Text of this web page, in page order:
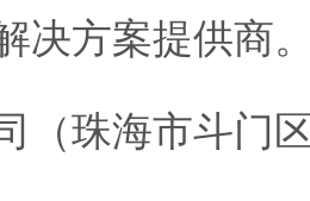
决方案提供商
（珠海市斗门